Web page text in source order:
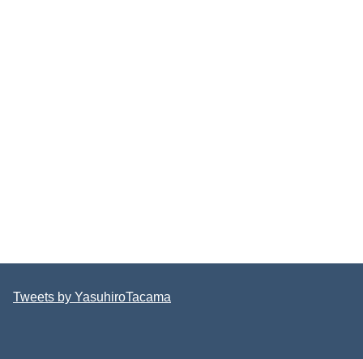
Tweets by YasuhiroTacama